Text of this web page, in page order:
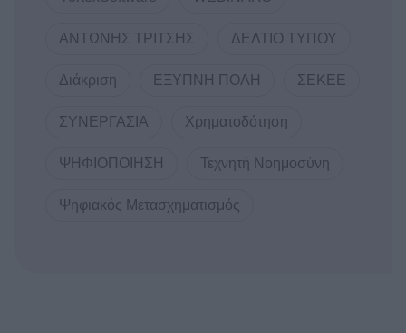
ΑΝΤΩΝΗΣ ΤΡΙΤΣΗΣ ΔΕΛΤΙΟ ΤΥΠΟΥ
Διάκριση ΕΞΥΠΝΗ ΠΟΛΗ ΣΕΚΕΕ
ΣΥΝΕΡΓΑΣΙΑ Χρηματοδότηση
ΨΗΦΙΟΠΟΙΗΣΗ Τεχνητή Νοημοσύνη
Ψηφιακός Μετασχηματισμός